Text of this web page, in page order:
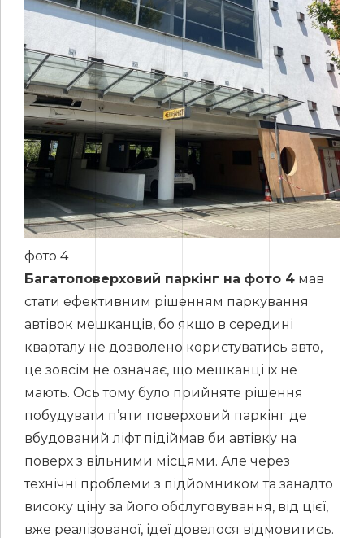
фото 4
Багатоповерховий паркінг на фото 4 мав
стати ефективним рішенням паркування
автівок мешканців, бо якщо в середині
кварталу не дозволено користуватись авто,
це зовсім не означає, що мешканці їх не
мають. Ось тому було прийняте рішення
побудувати п’яти поверховий паркінг де
вбудований ліфт підіймав би автівку на
поверх з вільними місцями. Але через
технічні проблеми з підйомником та занадто
високу ціну за його обслуговування, від цієї,
вже реалізованої, ідеї довелося відмовитись.